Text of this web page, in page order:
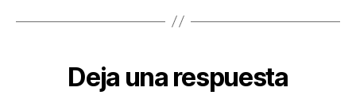
Deja una respuesta